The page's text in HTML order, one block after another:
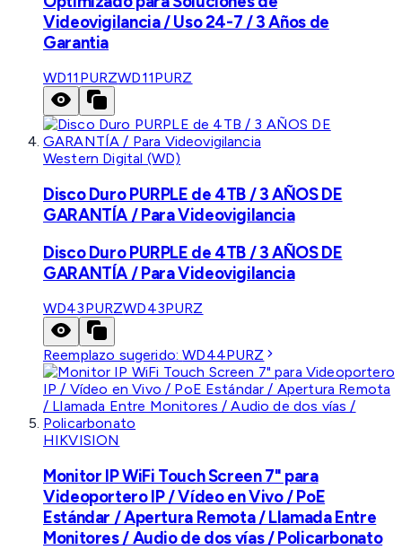
Videovigilancia / Uso 24-7 / 3 Años de
Garantia
WD11PURZWD11PURZ
Western Digital (WD)
Disco Duro PURPLE de 4TB / 3 AÑOS DE
GARANTÍA / Para Videovigilancia
Disco Duro PURPLE de 4TB / 3 AÑOS DE
GARANTÍA / Para Videovigilancia
WD43PURZWD43PURZ
Reemplazo sugerido:WD44PURZ
HIKVISION
Monitor IP WiFi Touch Screen 7" para
Videoportero IP / Vídeo en Vivo / PoE
Estándar / Apertura Remota / Llamada Entre
Monitores / Audio de dos vías / Policarbonato